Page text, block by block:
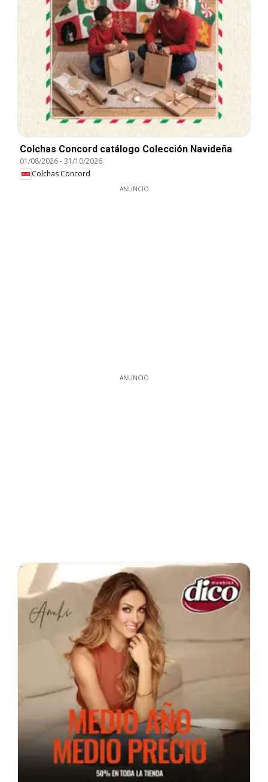
Colchas Concord catálogo Colección Navideña
01/08/2026-31/10/2026
Colchas Concord
ANUNCIO
ANUNCIO